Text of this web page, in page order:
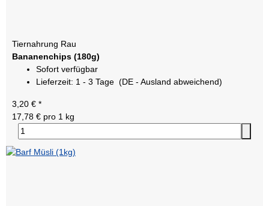
Tiernahrung Rau
Bananenchips (180g)
Sofort verfügbar
Lieferzeit: 1 - 3 Tage (DE - Ausland abweichend)
3,20 € *
17,78 € pro 1 kg